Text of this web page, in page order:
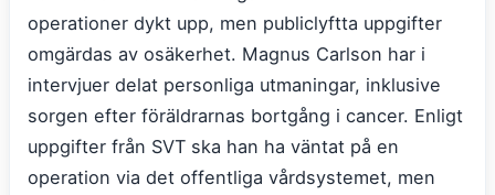
operationer dykt upp, men publiclyftta uppgifter
omgärdas av osäkerhet. Magnus Carlson har i
intervjuer delat personliga utmaningar, inklusive
sorgen efter föräldrarnas bortgång i cancer. Enligt
uppgifter från SVT ska han ha väntat på en
operation via det offentliga vårdsystemet, men